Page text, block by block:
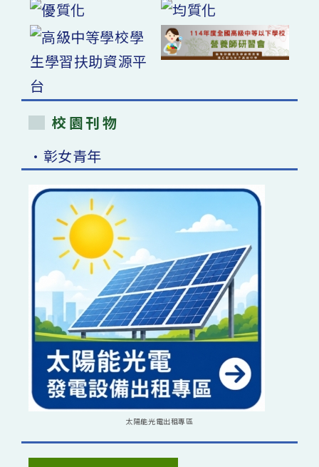
校園刊物
•彰女青年
太陽能光電出租專區